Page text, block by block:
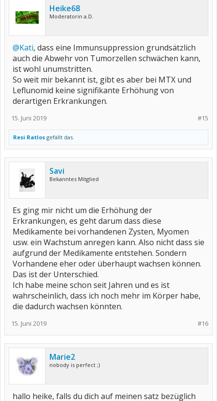
Heike68
Moderatorin a.D.
@Kati, dass eine Immunsuppression grundsätzlich
auch die Abwehr von Tumorzellen schwächen kann,
ist wohl unumstritten.
So weit mir bekannt ist, gibt es aber bei MTX und
Leflunomid keine signifikante Erhöhung von
derartigen Erkrankungen.
#15
15. Juni 2019
Resi Ratlos gefällt das.
Savi
Bekanntes Mitglied
Es ging mir nicht um die Erhöhung der
Erkrankungen, es geht darum dass diese
Medikamente bei vorhandenen Zysten, Myomen
usw. ein Wachstum anregen kann. Also nicht dass sie
aufgrund der Medikamente entstehen. Sondern
Vorhandene eher oder überhaupt wachsen können.
Das ist der Unterschied.
Ich habe meine schon seit Jahren und es ist
wahrscheinlich, dass ich noch mehr im Körper habe,
die dadurch wachsen könnten.
#16
15. Juni 2019
Marie2
nobody is perfect ;)
hallo heike, falls du dich auf meinen satz bezüglich